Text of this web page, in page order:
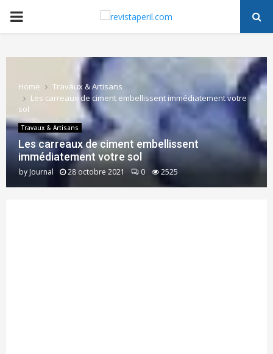
PRIMARY
Home
Travaux & Artisans
Les carreaux de ciment embellissent immédiatement votre
sol
Travaux & Artisans
Les carreaux de ciment embellissent
immédiatement votre sol
by Journal 28 octobre 2021 0 2525